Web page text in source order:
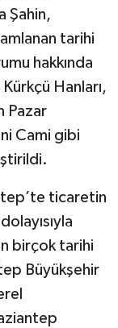
Şahin,
tarihi
hakkında
Hanları,
Pazar
Cami gibi
ticaretin
birçok tarihi
Büyükşehir